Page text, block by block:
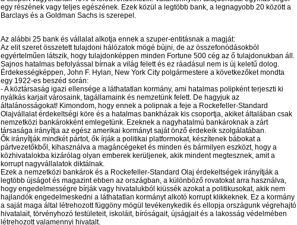
egy részének vagy teljes egészének. Ezek közül a legtöbb bank, a legnagyobb 20 között a
Barclays és a Goldman Sachs is szerepel.
Az alábbi 25 bank és vállalat alkotja ennek a szuper-entitásnak a magját:
Az elit szeret összetett tulajdoni hálózatok mögé bújni, de az összefonódásokból
egyértelműen látszik, hogy tulajdonképpen minden Fortune 500 cég az ő tulajdonukban áll.
Sajnos hatalmas befolyással bírnak a világ felett és ez ráadásul nem is új keletű dolog.
Érdekességképpen, John F. Hylan, New York City polgármestere a következőket mondta
egy 1922-es beszéd során:
- A köztársaság igazi ellensége a láthatatlan kormány, ami hatalmas polipként terjeszti ki
nyálkás karjait városaink, tagállamaink és nemzetünk felett. De hagyjuk az
általánosságokat! Kimondom, hogy ennek a polipnak a feje a Rockefeller-Standard
Olajvállalat érdekeltségi köre és a hatalmas bankházak kis csoportja, akiket általában csak
nemzetközi bankárokként emlegetünk. Ezeknek a nagyhatalmú bankároknak a zárt
társasága irányítja az egész amerikai kormányt saját önző érdekeik szolgálatában.
Ők irányítják mindkét pártot, ők írják a politikai platformokat, készítenek bábokat a
pártvezetőkből, kihasználva a magáncégeket és minden és bármilyen eszközt, hogy a
közhivatalokba kizárólag olyan emberek kerüljenek, akik mindent megtesznek, amit a
korrupt nagyvállalatok diktálnak.
Ezek a nemzetközi bankárok és a Rockefeller-Standard Olaj érdekeltségek irányítják a
legtöbb újságot és magazint ebben az országban, a különböző rovatokat arra használva,
hogy engedelmességre bírják vagy hivatalukból kiüssék azokat a politikusokat, akik nem
hajlandók engedelmeskedni a láthatatlan kormányt alkotó korrupt klikkeknek. Ez a kormány
a saját maga által létrehozott függöny mögül tevékenykedik és ellopja országunk végrehajtó
hivatalait, törvényhozó testületeit, iskoláit, bíróságait, újságjait és a lakosság védelmében
létrehozott valamennyi hivatalt.